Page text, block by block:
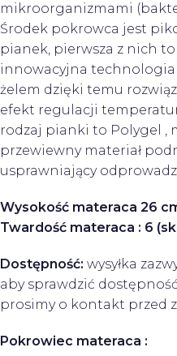
mikroorganizmami
Środek pokrowca jest
pianek, pierwsza z nich to
innowacyjna technologia
żelem dzięki temu
efekt regulacji
rodzaj pianki to Polygel ,
przewiewny materiał
usprawniający
Wysokość materaca 26
Twardość materaca : 6
Dostępność: wysyłka
aby sprawdzić
prosimy o kontakt przed
Pokrowiec materaca :